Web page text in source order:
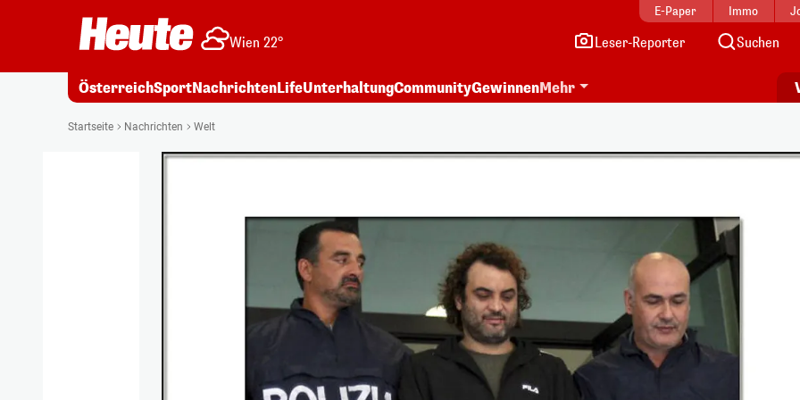
E-Paper Immo
Wien 22° Leser-Reporter Suchen
ÖsterreichSportNachrichtenLifeUnterhaltungCommunityGewinnenMehr
Startseite Nachrichten Welt